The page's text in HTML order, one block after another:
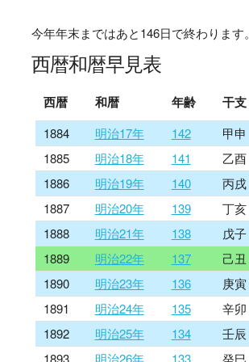
今年年末まではあと146日で終わります。
西暦和暦早見表
西暦 和暦 年齢 干支
1884 明治17年 142 甲申
1885
明治18年 141 乙酉
1886
明治19年 140 丙戌
1887
明治20年 139 丁亥
1888
明治21年 138 戊子
1889
明治22年 137 己丑
1890
明治23年 136 庚寅
1891
明治24年 135 辛卯
1892
明治25年 134 壬辰
1893
明治26年 133 癸巳